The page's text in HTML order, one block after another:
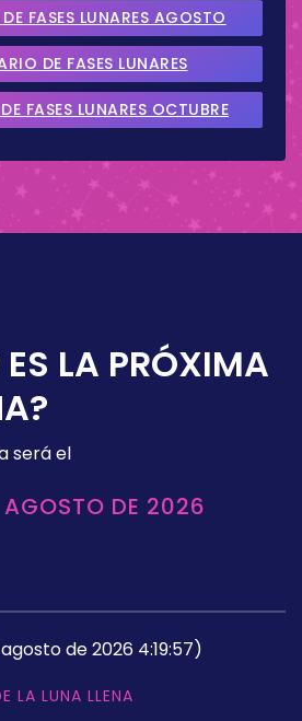
FASES LUNARES AGOSTO
2026
DE FASES LUNARES
2026
FASES LUNARES OCTUBRE
LA PRÓXIMA
será el
AGOSTO DE 2026
de 2026 4:19:57)
LA LUNA LLENA